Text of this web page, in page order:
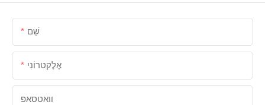
שֵׁם
אֶלֶקטרוֹנִי
וואטסאפ